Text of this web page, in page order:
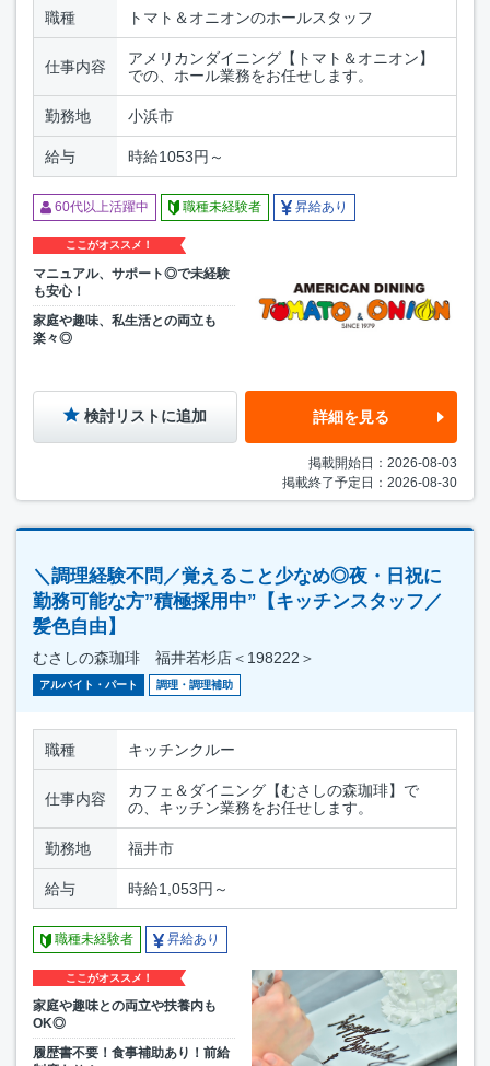
職種 トマト＆オニオンのホールスタッフ
仕事内容
アメリカンダイニング【トマト＆オニオン】
での、ホール業務をお任せします。
勤務地 小浜市
給与 時給1053円～
60代以上活躍中 職種未経験者 昇給あり
ここがオススメ！
マニュアル、サポート◎で未経験
も安心！
家庭や趣味、私生活との両立も
楽々◎
検討リストに追加 詳細を見る
掲載開始日：2026-08-03
掲載終了予定日：2026-08-30
＼調理経験不問／覚えること少なめ◎夜・日祝に
勤務可能な方”積極採用中”【キッチンスタッフ／
髪色自由】
むさしの森珈琲 福井若杉店＜198222＞
アルバイト・パート 調理・調理補助
職種 キッチンクルー
仕事内容
カフェ＆ダイニング【むさしの森珈琲】で
の、キッチン業務をお任せします。
勤務地 福井市
給与 時給1,053円～
職種未経験者 昇給あり
ここがオススメ！
家庭や趣味との両立や扶養内も
OK◎
履歴書不要！食事補助あり！前給